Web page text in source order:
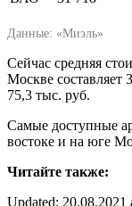
Данные: «Миэль»
Сейчас средняя
Москве
75,3 тыс. руб.
Самые доступные
востоке и на юге
Читайте также:
Updated: 20.08.2021